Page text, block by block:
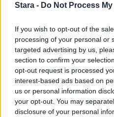
Stara - Do Not Process
If you wish to opt-out of the
processing of your personal or
targeted advertising by us,
section to confirm your
opt-out request is processed
interest-based ads based on
us or personal information
your opt-out. You may
disclosure of your personal
3
MATKAILU